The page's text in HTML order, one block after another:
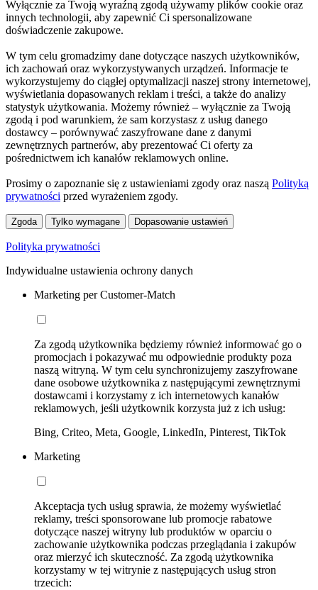
Wyłącznie za Twoją wyraźną zgodą używamy plików cookie oraz
innych technologii, aby zapewnić Ci spersonalizowane
doświadczenie zakupowe.
W tym celu gromadzimy dane dotyczące naszych użytkowników,
ich zachowań oraz wykorzystywanych urządzeń. Informacje te
wykorzystujemy do ciągłej optymalizacji naszej strony internetowej,
wyświetlania dopasowanych reklam i treści, a także do analizy
statystyk użytkowania. Możemy również – wyłącznie za Twoją
zgodą i pod warunkiem, że sam korzystasz z usług danego
dostawcy – porównywać zaszyfrowane dane z danymi
zewnętrznych partnerów, aby prezentować Ci oferty za
pośrednictwem ich kanałów reklamowych online.
Prosimy o zapoznanie się z ustawieniami zgody oraz naszą Polityką
prywatności przed wyrażeniem zgody.
Zgoda Tylko wymagane Dopasowanie ustawień
Polityka prywatności
Indywidualne ustawienia ochrony danych
Marketing per Customer-Match
Za zgodą użytkownika będziemy również informować go o
promocjach i pokazywać mu odpowiednie produkty poza
naszą witryną. W tym celu synchronizujemy zaszyfrowane
dane osobowe użytkownika z następującymi zewnętrznymi
dostawcami i korzystamy z ich internetowych kanałów
reklamowych, jeśli użytkownik korzysta już z ich usług:
Bing, Criteo, Meta, Google, LinkedIn, Pinterest, TikTok
Marketing
Akceptacja tych usług sprawia, że możemy wyświetlać
reklamy, treści sponsorowane lub promocje rabatowe
dotyczące naszej witryny lub produktów w oparciu o
zachowanie użytkownika podczas przeglądania i zakupów
oraz mierzyć ich skuteczność. Za zgodą użytkownika
korzystamy w tej witrynie z następujących usług stron
trzecich: